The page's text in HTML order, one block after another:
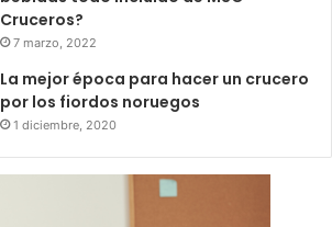
Cruceros?
7 marzo, 2022
La mejor época para hacer un crucero
por los fiordos noruegos
1 diciembre, 2020